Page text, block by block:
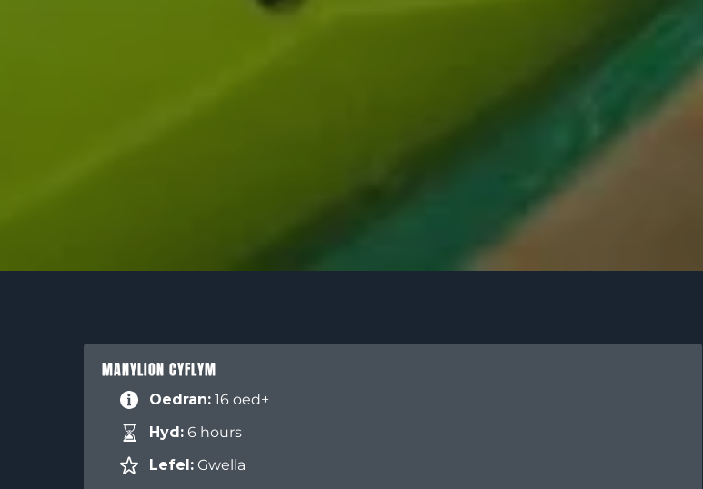
MANYLION CYFLYM
Oedran: 16 oed+
Hyd: 6 hours
Lefel: Gwella